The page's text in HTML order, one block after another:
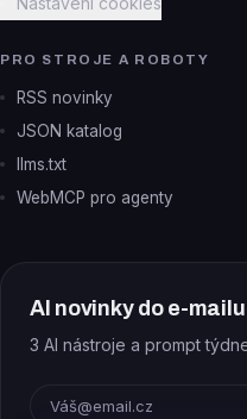
PRO STROJE A ROBOTY
RSS novinky
JSON katalog
llms.txt
WebMCP pro agenty
AI novinky do e-mailu
3 AI nástroje a prompt